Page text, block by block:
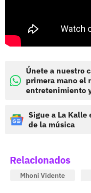
Únete a nuestro
primera mano el
entretenimiento
Sigue a La Kalle
de la música
Relacionados
Mhoni Vidente